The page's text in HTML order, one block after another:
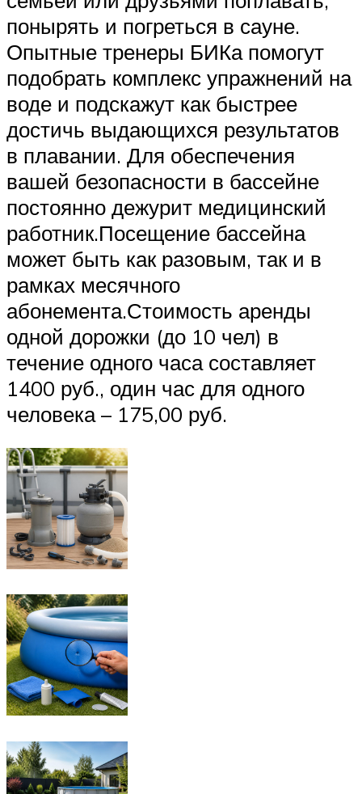
понырять и погреться в сауне.
Опытные тренеры БИКа помогут
подобрать комплекс упражнений на
воде и подскажут как быстрее
достичь выдающихся результатов
в плавании. Для обеспечения
вашей безопасности в бассейне
постоянно дежурит медицинский
работник.Посещение бассейна
может быть как разовым, так и в
рамках месячного
абонемента.Стоимость аренды
одной дорожки (до 10 чел) в
течение одного часа составляет
1400 руб., один час для одного
человека – 175,00 руб.